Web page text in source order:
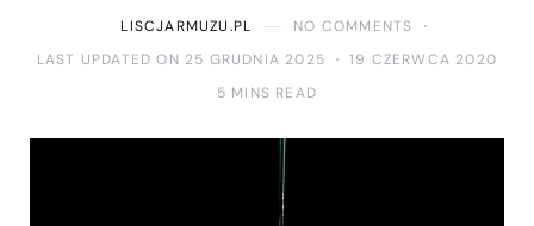
LISCJARMUZU.PL
NO COMMENTS
LAST UPDATED ON 25 GRUDNIA 2025
19 CZERWCA 2020
5 MINS READ